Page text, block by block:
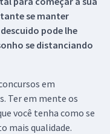
se manter
pode lhe
se distanciando
em
Ter em mente os
você tenha como se
mais qualidade.